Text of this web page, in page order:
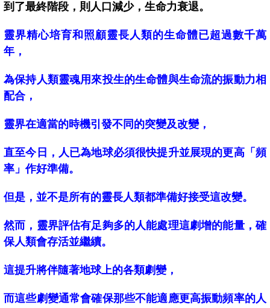
到了最終階段，則人口減少，生命力衰退。
靈界精心培育和照顧靈長人類的生命體已超過數千萬
年，
為保持人類靈魂用來投生的生命體與生命流的振動力相
配合，
靈界在適當的時機引發不同的突變及改變，
直至今日，人已為地球必須很快提升並展現的更高「頻
率」作好準備。
但是，並不是所有的靈長人類都準備好接受這改變。
然而，靈界評估有足夠多的人能處理這劇增的能量，確
保人類會存活並繼續。
這提升將伴隨著地球上的各類劇變，
而這些劇變通常會確保那些不能適應更高振動頻率的人